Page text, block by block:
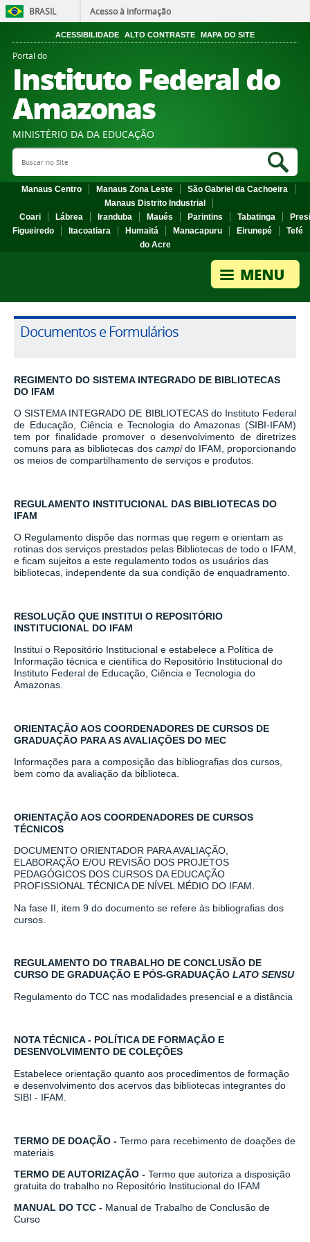
BRASIL Acesso à informação
ACESSIBILIDADE ALTO CONTRASTE MAPA DO SITE
Portal do
Instituto Federal do
Amazonas
MINISTÉRIO DA DA EDUCAÇÃO
Search Site
Manaus Centro Manaus Zona Leste
São Gabriel da Cachoeira
Manaus Distrito Industrial
Coari
Lábrea Iranduba Maués Parintins Tabatinga
Figueiredo
Itacoatiara Humaitá Manacapuru Eirunepé
Tefé
do Acre
Documentos e Formulários
REGIMENTO DO SISTEMA INTEGRADO DE BIBLIOTECAS
DO IFAM
O SISTEMA INTEGRADO DE BIBLIOTECAS do Instituto Federal
de Educação, Ciência e Tecnologia do Amazonas (SIBI-IFAM)
tem por finalidade promover o desenvolvimento de diretrizes
comuns para as bibliotecas dos campido IFAM, proporcionando
os meios de compartilhamento de serviços e produtos.
REGULAMENTO INSTITUCIONAL DAS BIBLIOTECAS DO
IFAM
O Regulamento dispõe das normas que regem e orientam as
rotinas dos serviços prestados pelas Bibliotecas de todo o IFAM,
e ficam sujeitos a este regulamento todos os usuários das
bibliotecas, independente da sua condição de enquadramento.
RESOLUÇÃO QUE INSTITUI O REPOSITÓRIO
INSTITUCIONAL DO IFAM
Institui o Repositório Institucional e estabelece a Política de
Informação técnica e científica do Repositório Institucional do
Instituto Federal de Educação, Ciência e Tecnologia do
Amazonas.
ORIENTAÇÃO AOS COORDENADORES DE CURSOS DE
GRADUAÇÃO PARA AS AVALIAÇÕES DO MEC
Informações para a composição das bibliografias dos cursos,
bem como da avaliação da biblioteca.
ORIENTAÇÃO AOS COORDENADORES DE CURSOS
TÉCNICOS
DOCUMENTO ORIENTADOR PARA AVALIAÇÃO,
ELABORAÇÃO E/OU REVISÃO DOS PROJETOS
PEDAGÓGICOS DOS CURSOS DA EDUCAÇÃO
PROFISSIONAL TÉCNICA DE NÍVEL MÉDIO DO IFAM.
Na fase II, item 9 do documento se refere às bibliografias dos
cursos.
REGULAMENTO DO TRABALHO DE CONCLUSÃO DE
CURSO DE GRADUAÇÃO E PÓS-GRADUAÇÃO LATO SENSU
Regulamento do TCC nas modalidades presencial e a distância
NOTA TÉCNICA - POLÍTICA DE FORMAÇÃO E
DESENVOLVIMENTO DE COLEÇÕES
Estabelece orientação quanto aos procedimentos de formação
e desenvolvimento dos acervos das bibliotecas integrantes do
SIBI - IFAM.
TERMO DE DOAÇÃO - Termo para recebimento de doações de
materiais
TERMO DE AUTORIZAÇÃO - Termo que autoriza a disposição
gratuita do trabalho no Repositório Institucional do IFAM
MANUAL DO TCC - Manual de Trabalho de Conclusão de
Curso